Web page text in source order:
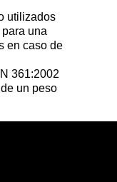
utilizados
una
en caso de
361:2002
un peso